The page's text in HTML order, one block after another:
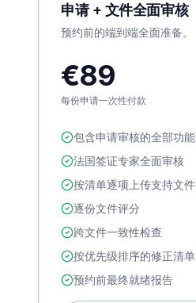
申请 + 文件全面审核
预约前的端到端全面准备。
€89
每份申请一次性付款
包含申请审核的全部功能
法国签证专家全面审核
按清单逐项上传支持文件
逐份文件评分
跨文件一致性检查
按优先级排序的修正清单
预约前最终就绪报告